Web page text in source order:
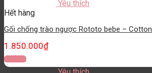
Yêu thích
Hết hàng
Gối chống trào ngược Rototo bebe –
1.850.000₫
Đọc tiếp